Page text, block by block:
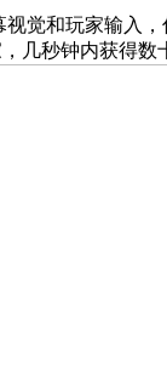
和玩家输入，
几秒钟内获得数